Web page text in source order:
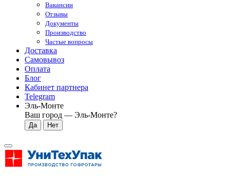
Вакансии
Отзывы
Документы
Производство
Частые вопросы
Доставка
Самовывоз
Оплата
Блог
Кабинет партнера
Telegram
Эль-Монте
Ваш город — Эль-Монте?